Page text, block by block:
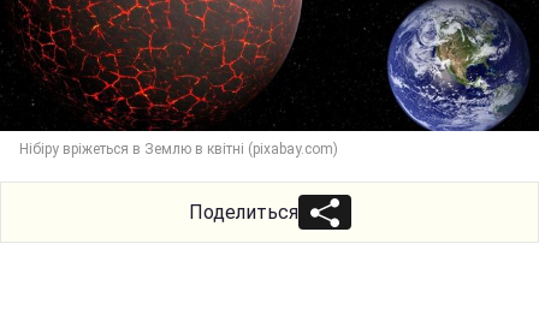
Нібіру вріжеться в Землю в квітні (pixabay.com)
Поделиться